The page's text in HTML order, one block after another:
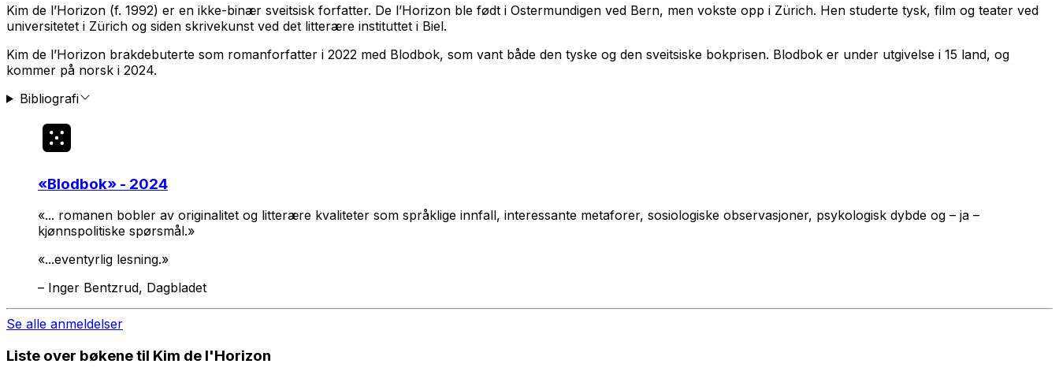
Kim de l’Horizon (f. 1992) er en ikke-binær sveitsisk forfatter. De l’Horizon ble født i Ostermundigen ved Bern, men vokste opp i Zürich. Hen studerte tysk, film og teater ved
universitetet i Zürich og siden skrivekunst ved det litterære instituttet i Biel.
Kim de l’Horizon brakdebuterte som romanforfatter i 2022 med Blodbok, som vant både den tyske og den sveitsiske bokprisen. Blodbok er under utgivelse i 15 land, og
kommer på norsk i 2024.
Bibliografi
«Blodbok» - 2024
«... romanen bobler av originalitet og litterære kvaliteter som språklige innfall, interessante metaforer, sosiologiske observasjoner, psykologisk dybde og – ja –
kjønnspolitiske spørsmål.»
«...eventyrlig lesning.»
– Inger Bentzrud, Dagbladet
Se alle anmeldelser
Liste over bøkene til Kim de l'Horizon